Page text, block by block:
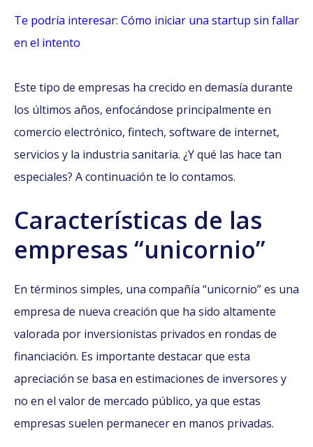
Te podría interesar: Cómo iniciar una startup sin fallar
en el intento
Este tipo de empresas ha crecido en demasía durante
los últimos años, enfocándose principalmente en
comercio electrónico, fintech, software de internet,
servicios y la industria sanitaria. ¿Y qué las hace tan
especiales? A continuación te lo contamos.
Características de las
empresas “unicornio”
En términos simples, una compañía “unicornio” es una
empresa de nueva creación que ha sido altamente
valorada por inversionistas privados en rondas de
financiación. Es importante destacar que esta
apreciación se basa en estimaciones de inversores y
no en el valor de mercado público, ya que estas
empresas suelen permanecer en manos privadas.